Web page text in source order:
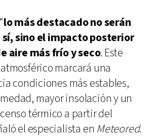
lo más destacado no serán
sí, sino el impacto posterior
aire más frío y seco. Este
marcará una
condiciones más estables,
mayor insolación y un
térmico a partir del
el especialista en Meteored.